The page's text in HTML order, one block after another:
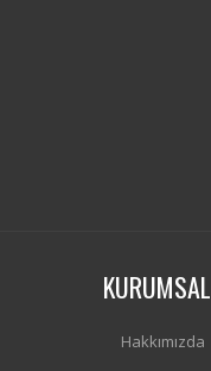
KURUMSAL
Hakkımızda